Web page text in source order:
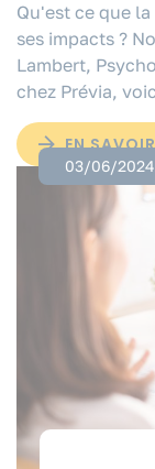
Qu'est ce que
ses impacts ?
Lambert,
chez Prévia,
EN
03/06/2024